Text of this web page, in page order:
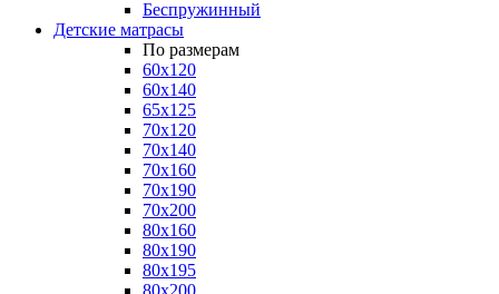
Беспружинный
Детские матрасы
По размерам
60x120
60x140
65x125
70x120
70x140
70x160
70x190
70x200
80x160
80x190
80x195
80x200